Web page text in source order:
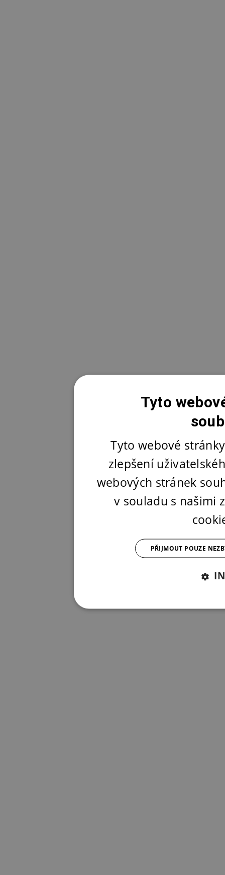
Tyto
Tyto webové
zlepšení
webových stránek
v souladu s našimi
PŘIJMOUT POUZE